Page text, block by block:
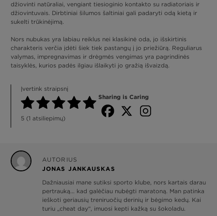
džiovinti natūraliai, vengiant tiesioginio kontakto su radiatoriais ir
džiovintuvais. Dirbtiniai šilumos šaltiniai gali padaryti odą kietą ir
sukelti trūkinėjimą.
Nors nubukas yra labiau reiklus nei klasikinė oda, jo išskirtinis
charakteris verčia įdėti šiek tiek pastangų į jo priežiūrą. Reguliarus
valymas, impregnavimas ir drėgmės vengimas yra pagrindinės
taisyklės, kurios padės ilgiau išlaikyti jo gražią išvaizdą.
Įvertink straipsnį
5 (1 atsiliepimų)
Sharing is Caring
AUTORIUS
JONAS JANKAUSKAS
Dažniausiai mane sutiksi sporto klube, nors kartais darau
pertrauką... kad galėčiau nubėgti maratoną. Man patinka
ieškoti geriausių treniruočių derinių ir bėgimo kedų. Kai
turiu „cheat day“, imuosi kepti kažką su šokoladu.